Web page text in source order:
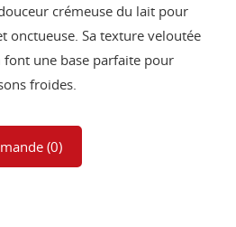
crémeuse du lait pour
onctueuse. Sa texture veloutée
font une base parfaite pour
froides.
(0)